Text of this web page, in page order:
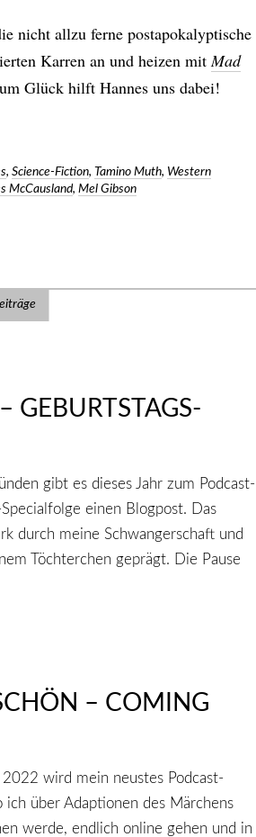
nicht allzu ferne postapokalyptische
Karren an und heizen mitMad
Glück hilft Hannes uns dabei!
,Science-Fiction, Tamino Muth, Western
McCausland,Mel Gibson
GEBURTSTAGS-
gibt es dieses Jahr zum Podcast-
einen Blogpost. Das
durch meine Schwangerschaft und
Töchterchen geprägt. Die Pause
– COMING
wird mein neustes Podcast-
ich über Adaptionen des Märchens
werde, endlich online gehen und in